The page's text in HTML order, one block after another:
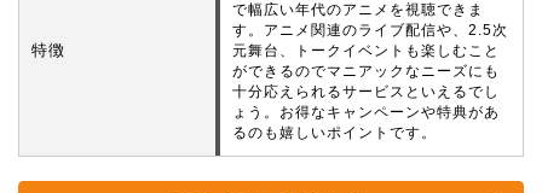
特徴
で幅広い年代のアニメを視聴できま
す。アニメ関連のライブ配信や、2.5次
元舞台、トークイベントも楽しむこと
ができるのでマニアックなニーズにも
十分応えられるサービスといえるでし
ょう。お得なキャンペーンや特典があ
るのも嬉しいポイントです。